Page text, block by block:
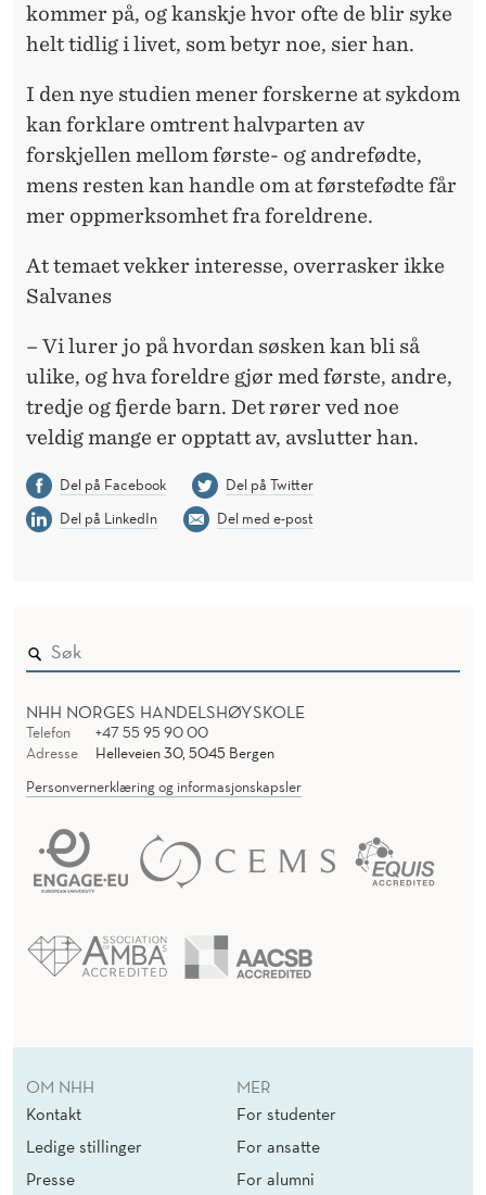
kommer på, og kanskje hvor ofte de blir syke
helt tidlig i livet, som betyr noe, sier han.
I den nye studien mener forskerne at sykdom
kan forklare omtrent halvparten av
forskjellen mellom første- og andrefødte,
mens resten kan handle om at førstefødte får
mer oppmerksomhet fra foreldrene.
At temaet vekker interesse, overrasker ikke
Salvanes
– Vi lurer jo på hvordan søsken kan bli så
ulike, og hva foreldre gjør med første, andre,
tredje og fjerde barn. Det rører ved noe
veldig mange er opptatt av, avslutter han.
Del på Facebook
Del på Twitter
Del på LinkedIn
Del med e-post
NHH NORGES HANDELSHØYSKOLE
Telefon
+47 55 95 90 00
Adresse
Helleveien 30, 5045 Bergen
Personvernerklæring og informasjonskapsler
OM NHH
Kontakt
Ledige stillinger
Presse
MER
For studenter
For ansatte
For alumni